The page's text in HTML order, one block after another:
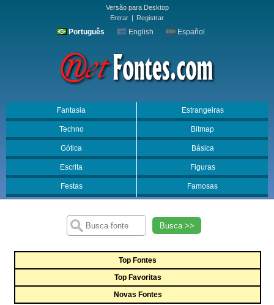
Versão para Desktop
Entrar | Registrar
Português English Español
Fantasia Estrangeiras
Techno Bitmap
Gótica Básica
Escrita Figuras
Festas Famosas
Busca >>
Top Fontes
Top Favoritas
Novas Fontes